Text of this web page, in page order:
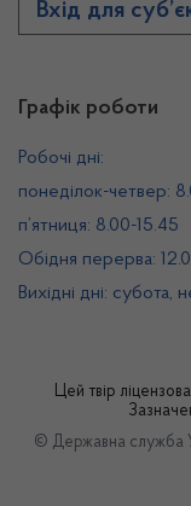
Графік роботи
Робочі дні:
понеділок-четвер:
п’ятниця: 8.00-15.45
Обідня перерва:
Вихідні дні: субота,
Вхід для
Цей твір
© Державна служба